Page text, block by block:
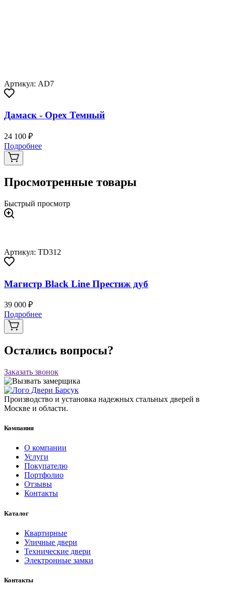
Артикул: AD7
Дамаск - Орех Темный
24 100 ₽
Подробнее
Просмотренные товары
Быстрый просмотр
Артикул: TD312
Магистр Black Line Престиж дуб
39 000 ₽
Подробнее
Остались вопросы?
Заказать звонок
Производство и установка надежных стальных дверей в
Москве и области.
Компания
О компании
Услуги
Покупателю
Портфолио
Отзывы
Контакты
Каталог
Квартирные
Уличные двери
Технические двери
Электронные замки
Контакты